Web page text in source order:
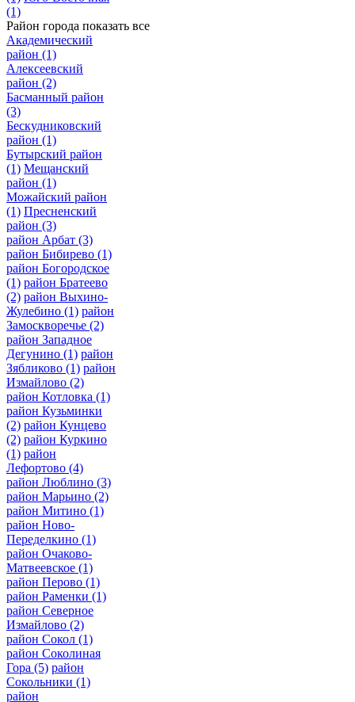
(1)
Район города показать все
Академический
район (1)
Алексеевский
район (2)
Басманный район
(3)
Бескудниковский
район (1)
Бутырский район
(1) Мещанский
район (1)
Можайский район
(1) Пресненский
район (3)
район Арбат (3)
район Бибирево (1)
район Богородское
(1) район Братеево
(2) район Выхино-
Жулебино (1) район
Замоскворечье (2)
район Западное
Дегунино (1) район
Зябликово (1) район
Измайлово (2)
район Котловка (1)
район Кузьминки
(2) район Кунцево
(2) район Куркино
(1) район
Лефортово (4)
район Люблино (3)
район Марьино (2)
район Митино (1)
район Ново-
Переделкино (1)
район Очаково-
Матвеевское (1)
район Перово (1)
район Раменки (1)
район Северное
Измайлово (2)
район Сокол (1)
район Соколиная
Гора (5) район
Сокольники (1)
район